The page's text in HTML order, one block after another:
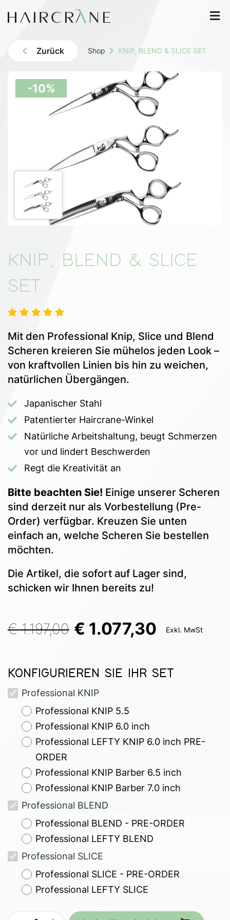
Zurück Shop KNIP, BLEND & SLICE SET
-10%
KNIP, BLEND & SLICE
SET
Mit den Professional Knip, Slice und Blend
Scheren kreieren Sie mühelos jeden Look –
von kraftvollen Linien bis hin zu weichen,
natürlichen Übergängen.
Japanischer Stahl
Patentierter Haircrane-Winkel
Natürliche Arbeitshaltung, beugt Schmerzen
vor und lindert Beschwerden
Regt die Kreativität an
Bitte beachten Sie! Einige unserer Scheren
sind derzeit nur als Vorbestellung (Pre-
Order) verfügbar. Kreuzen Sie unten
einfach an, welche Scheren Sie bestellen
möchten.
Die Artikel, die sofort auf Lager sind,
schicken wir Ihnen bereits zu!
€ 1.197,00 € 1.077,30 Exkl. MwSt
KONFIGURIEREN SIE IHR SET
Professional KNIP
Professional KNIP 5.5
Professional KNIP 6.0 inch
Professional LEFTY KNIP 6.0 inch PRE-
ORDER
Professional KNIP Barber 6.5 inch
Professional KNIP Barber 7.0 inch
Professional BLEND
Professional BLEND - PRE-ORDER
Professional LEFTY BLEND
Professional SLICE
Professional SLICE - PRE-ORDER
Professional LEFTY SLICE